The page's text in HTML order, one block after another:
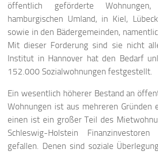
öffentlich geförderte
hamburgischen Umland, in Kiel,
sowie in den Bädergemeinden,
Mit dieser Forderung sind sie nicht
Institut in Hannover hat den Bedarf
152.000 Sozialwohnungen festgestellt.
Ein wesentlich höherer Bestand an
Wohnungen ist aus mehreren Gründen
einen ist ein großer Teil des
Schleswig-Holstein
gefallen. Denen sind soziale